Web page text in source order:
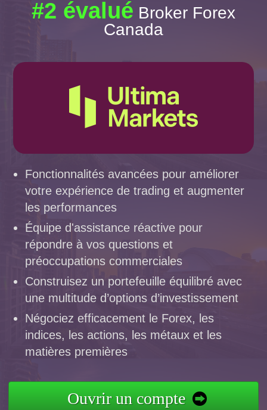
#2 évalué Broker Forex
Canada
Fonctionnalités avancées pour améliorer
votre expérience de trading et augmenter
les performances
Équipe d'assistance réactive pour
répondre à vos questions et
préoccupations commerciales
Construisez un portefeuille équilibré avec
une multitude d’options d’investissement
Négociez efficacement le Forex, les
indices, les actions, les métaux et les
matières premières
Ouvrir un compte